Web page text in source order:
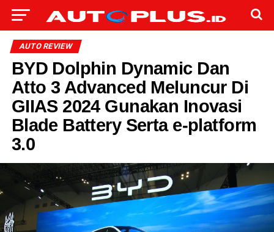
AUTO REVIEW
BYD Dolphin Dynamic Dan
Atto 3 Advanced Meluncur Di
GIIAS 2024 Gunakan Inovasi
Blade Battery Serta e-platform
3.0